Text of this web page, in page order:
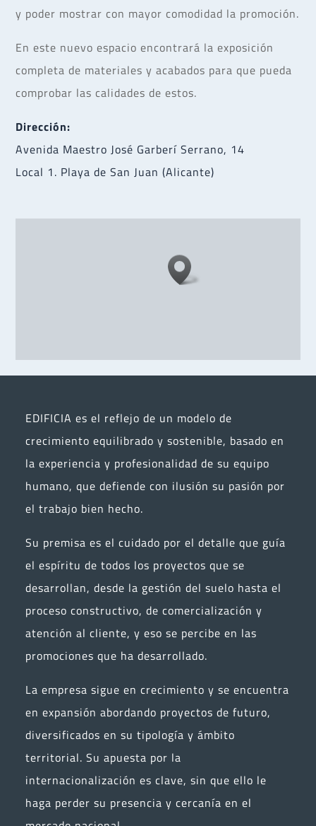
y poder mostrar con mayor comodidad la promoción.
En este nuevo espacio encontrará la exposición
completa de materiales y acabados para que pueda
comprobar las calidades de estos.
Dirección:
Avenida Maestro José Garberí Serrano, 14
Local 1. Playa de San Juan (Alicante)
EDIFICIA es el reflejo de un modelo de
crecimiento equilibrado y sostenible, basado en
la experiencia y profesionalidad de su equipo
humano, que defiende con ilusión su pasión por
el trabajo bien hecho.
Su premisa es el cuidado por el detalle que guía
el espíritu de todos los proyectos que se
desarrollan, desde la gestión del suelo hasta el
proceso constructivo, de comercialización y
atención al cliente, y eso se percibe en las
promociones que ha desarrollado.
La empresa sigue en crecimiento y se encuentra
en expansión abordando proyectos de futuro,
diversificados en su tipología y ámbito
territorial. Su apuesta por la
internacionalización es clave, sin que ello le
haga perder su presencia y cercanía en el